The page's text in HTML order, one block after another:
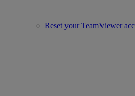
Reset your TeamViewer